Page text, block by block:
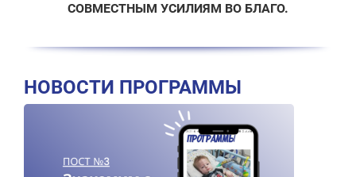
СОВМЕСТНЫМ УСИЛИЯМ ВО БЛАГО.
НОВОСТИ ПРОГРАММЫ